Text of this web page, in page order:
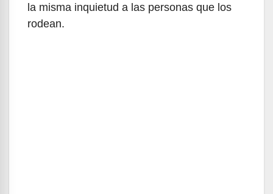
la misma inquietud a las personas que los
rodean.